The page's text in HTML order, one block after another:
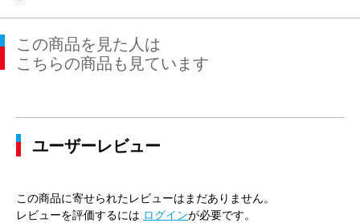
この商品を見た人は
こちらの商品も見ています
ユーザーレビュー
この商品に寄せられたレビューはまだありません。
レビューを評価するには ログインが必要です。